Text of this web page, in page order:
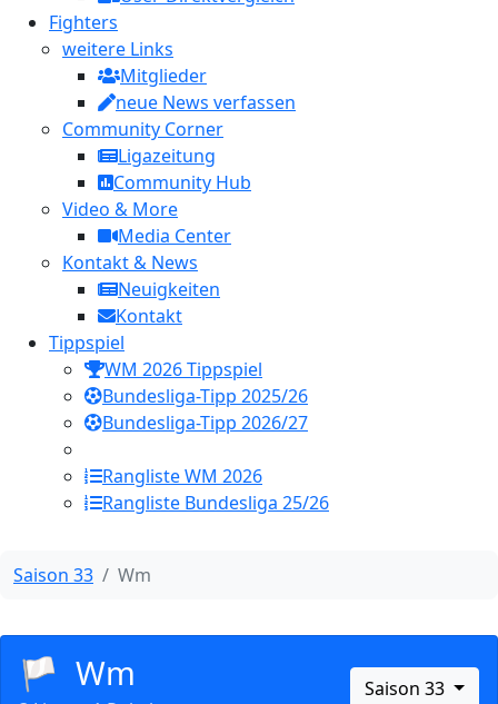
Fighters
weitere Links
Mitglieder
neue News verfassen
Community Corner
Ligazeitung
Community Hub
Video & More
Media Center
Kontakt & News
Neuigkeiten
Kontakt
Tippspiel
WM 2026 Tippspiel
Bundesliga-Tipp 2025/26
Bundesliga-Tipp 2026/27
Rangliste WM 2026
Rangliste Bundesliga 25/26
Saison 33 Wm
🏳️ Wm Saison 33